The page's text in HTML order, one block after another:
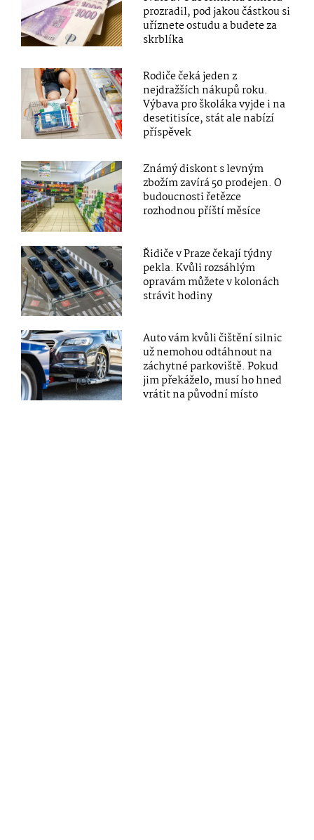
prozradil, pod jakou částkou si
uříznete ostudu a budete za
skrblíka
Rodiče čeká jeden z
nejdražších nákupů roku.
Výbava pro školáka vyjde i na
desetitisíce, stát ale nabízí
příspěvek
Známý diskont s levným
zbožím zavírá 50 prodejen. O
budoucnosti řetězce
rozhodnou příští měsíce
Řidiče v Praze čekají týdny
pekla. Kvůli rozsáhlým
opravám můžete v kolonách
strávit hodiny
Auto vám kvůli čištění silnic
už nemohou odtáhnout na
záchytné parkoviště. Pokud
jim překáželo, musí ho hned
vrátit na původní místo